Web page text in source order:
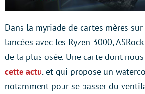
Dans la myriade de cartes mères
lancées avec les Ryzen 3000,
de la plus osée. Une carte dont
cette actu, et qui propose un
notamment pour se passer du